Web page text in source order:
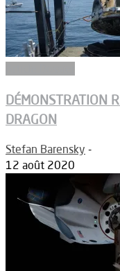
DÉMONSTRATION
DRAGON
Stefan Barensky -
12 août 2020